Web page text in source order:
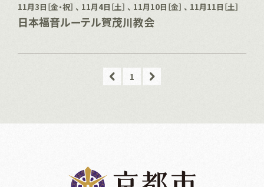
11月3日［金・祝］ 、 11月4日［土］ 、 11月10日［金］ 、 11月11日［土］
日本福音ルーテル賀茂川教会
z 1 n